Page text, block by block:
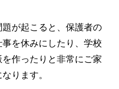
が起こると、 保護者の
を休みにしたり、学校
作ったりと非常にご家
ります。